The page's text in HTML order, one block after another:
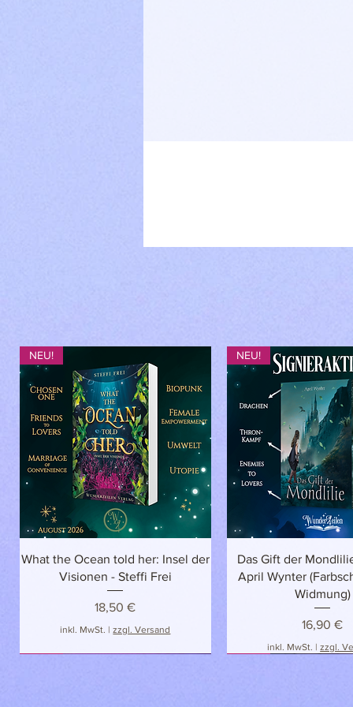
Schnellansicht
NEU!
What the Ocean told her: Insel der
Visionen - Steffi Frei
Preis
18,50 €
inkl. MwSt. |zzgl. Versand
NEU!
Das Gift der
April Wynter
Widmung)
Preis
16,90 €
inkl. MwSt. |zzgl.